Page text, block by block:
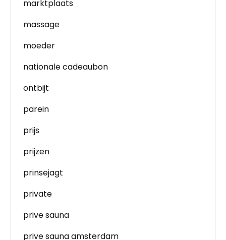
marktplaats
massage
moeder
nationale cadeaubon
ontbijt
parein
prijs
prijzen
prinsejagt
private
prive sauna
prive sauna amsterdam